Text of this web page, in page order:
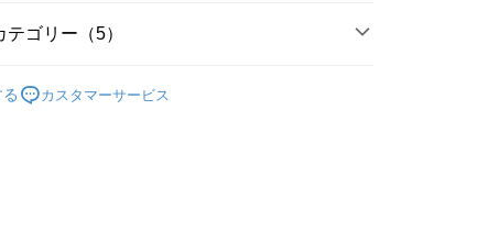
ください（
https://aftee.tw/privacypolicy/
払い期限を過ぎた場合、その金額に基づいて年利20%の遅
算されます。未成年の利用者は、事前に法定代理人または
來西亞)
ゴリー（5）
カスタマーサービス